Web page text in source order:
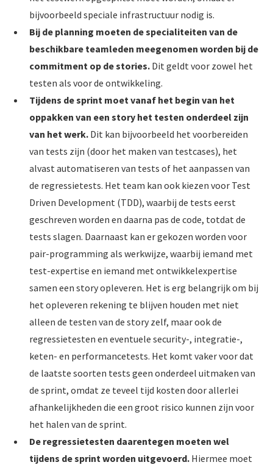
bijvoorbeeld speciale infrastructuur nodig is.
Bij de planning moeten de specialiteiten van de
beschikbare teamleden meegenomen worden bij de
commitment op de stories. Dit geldt voor zowel het
testen als voor de ontwikkeling.
Tijdens de sprint moet vanaf het begin van het
oppakken van een story het testen onderdeel zijn
van het werk. Dit kan bijvoorbeeld het voorbereiden
van tests zijn (door het maken van testcases), het
alvast automatiseren van tests of het aanpassen van
de regressietests. Het team kan ook kiezen voor Test
Driven Development (TDD), waarbij de tests eerst
geschreven worden en daarna pas de code, totdat de
tests slagen. Daarnaast kan er gekozen worden voor
pair-programming als werkwijze, waarbij iemand met
test-expertise en iemand met ontwikkelexpertise
samen een story opleveren. Het is erg belangrijk om bij
het opleveren rekening te blijven houden met niet
alleen de testen van de story zelf, maar ook de
regressietesten en eventuele security-, integratie-,
keten- en performancetests. Het komt vaker voor dat
de laatste soorten tests geen onderdeel uitmaken van
de sprint, omdat ze teveel tijd kosten door allerlei
afhankelijkheden die een groot risico kunnen zijn voor
het halen van de sprint.
De regressietesten daarentegen moeten wel
tijdens de sprint worden uitgevoerd. Hiermee moet